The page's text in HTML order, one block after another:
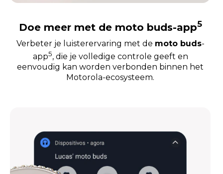
Doe meer met de moto buds-app5
Verbeter je luisterervaring met de moto buds-
app5, die je volledige controle geeft en
eenvoudig kan worden verbonden binnen het
Motorola-ecosysteem.